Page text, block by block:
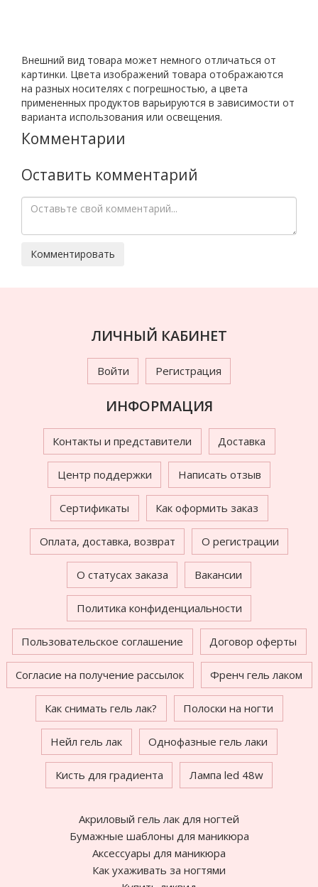
Внешний вид товара может немного отличаться от
картинки. Цвета изображений товара отображаются
на разных носителях с погрешностью, а цвета
примененных продуктов варьируются в зависимости от
варианта использования или освещения.
Комментарии
Оставить комментарий
ЛИЧНЫЙ КАБИНЕТ
Войти Регистрация
ИНФОРМАЦИЯ
Контакты и представители Доставка
Центр поддержки Написать отзыв
Сертификаты Как оформить заказ
Оплата, доставка, возврат О регистрации
О статусах заказа Вакансии
Политика конфиденциальности
Пользовательское соглашение Договор оферты
Согласие на получение рассылок Френч гель лаком
Как снимать гель лак? Полоски на ногти
Нейл гель лак Однофазные гель лаки
Кисть для градиента Лампа led 48w
Акриловый гель лак для ногтей
Бумажные шаблоны для маникюра
Аксессуары для маникюра
Как ухаживать за ногтями